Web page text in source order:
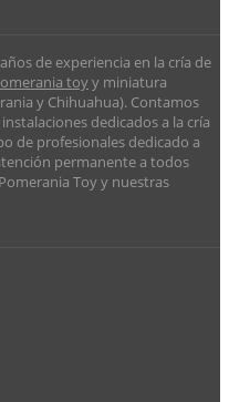
de experiencia en la cría de
toyy miniatura
y Chihuahua). Contamos
dedicados a la cría
de profesionales dedicado a
permanente a todos
Toy y nuestras